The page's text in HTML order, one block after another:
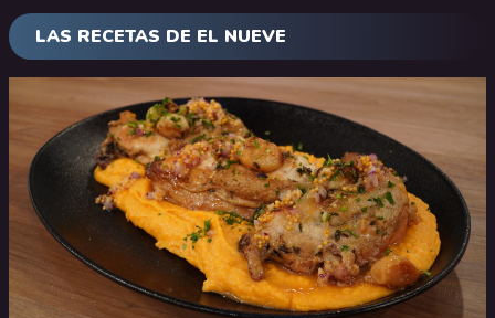
LAS RECETAS DE EL NUEVE